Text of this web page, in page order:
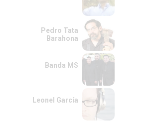
Pedro Tata
Barahona
Banda MS
Leonel García